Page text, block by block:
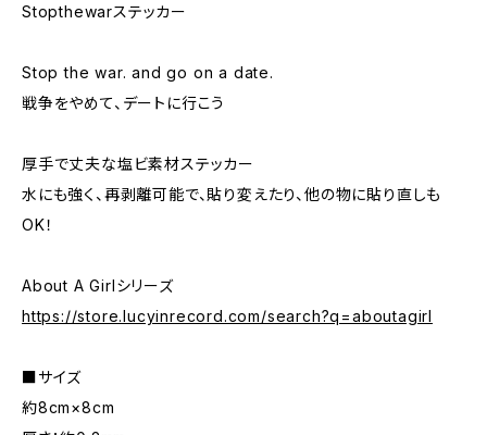
Stopthewarステッカー
Stop the war. and go on a date.
戦争をやめて、デートに行こう
厚手で丈夫な塩ビ素材ステッカー
水にも強く、再剥離可能で、貼り変えたり、他の物に貼り直しも
OK！
About A Girlシリーズ
https://store.lucyinrecord.com/search?q=aboutagirl
■サイズ
約8cm×8cm